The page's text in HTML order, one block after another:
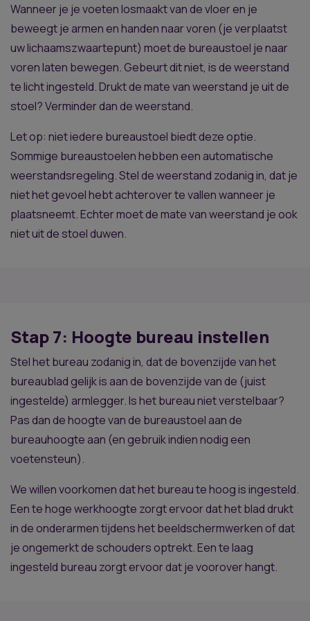
Wanneer je je voeten losmaakt van de vloer en je
beweegt je armen en handen naar voren (je verplaatst
uw lichaamszwaartepunt) moet de bureaustoel je naar
voren laten bewegen. Gebeurt dit niet, is de weerstand
te licht ingesteld. Drukt de mate van weerstand je uit de
stoel? Verminder dan de weerstand.
Let op: niet iedere bureaustoel biedt deze optie.
Sommige bureaustoelen hebben een automatische
weerstandsregeling. Stel de weerstand zodanig in, dat je
niet het gevoel hebt achterover te vallen wanneer je
plaatsneemt. Echter moet de mate van weerstand je ook
niet uit de stoel duwen.
Stap 7: Hoogte bureau instellen
Stel het bureau zodanig in, dat de bovenzijde van het
bureaublad gelijk is aan de bovenzijde van de (juist
ingestelde) armlegger. Is het bureau niet verstelbaar?
Pas dan de hoogte van de bureaustoel aan de
bureauhoogte aan (en gebruik indien nodig een
voetensteun).
We willen voorkomen dat het bureau te hoog is ingesteld.
Een te hoge werkhoogte zorgt ervoor dat het blad drukt
in de onderarmen tijdens het beeldschermwerken of dat
je ongemerkt de schouders optrekt. Een te laag
ingesteld bureau zorgt ervoor dat je voorover hangt.